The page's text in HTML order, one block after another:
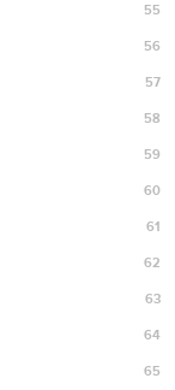
55
56
57
58
59
60
61
62
63
64
65